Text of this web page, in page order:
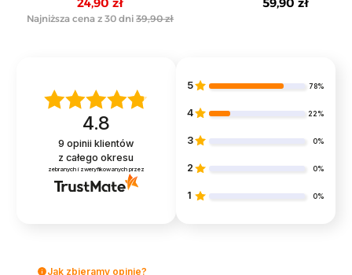
Najniższa cena z 30 dni 39,90 zł
4-pak
4.8
9 opinii klientów
z całego okresu
zebranych i zweryfikowanych przez
5 78%
4 22%
3 0%
2 0%
1 0%
Jak zbieramy opinie?